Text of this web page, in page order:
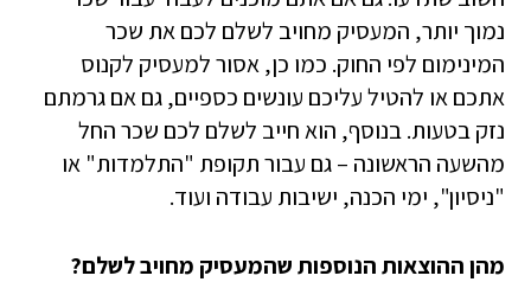
נמוך יותר, המעסיק מחויב לשלם לכם את שכר
המינימום לפי החוק. כמו כן, אסור למעסיק לקנוס
אתכם או להטיל עליכם עונשים כספיים, גם אם גרמתם
נזק בטעות. בנוסף, הוא חייב לשלם לכם שכר החל
מהשעה הראשונה – גם עבור תקופת "התלמדות" או
"ניסיון", ימי הכנה, ישיבות עבודה ועוד.
מהן ההוצאות הנוספות שהמעסיק מחויב לשלם?